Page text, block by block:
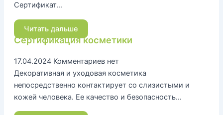
Сертификат…
Читать дальше
Сертификация косметики
17.04.2024 Комментариев нет
Декоративная и уходовая косметика
непосредственно контактирует со слизистыми и
кожей человека. Ее качество и безопасность…